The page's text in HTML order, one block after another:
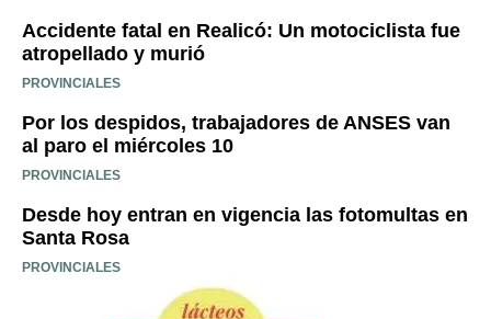
Accidente fatal en Realicó: Un motociclista fue
atropellado y murió
PROVINCIALES
Por los despidos, trabajadores de ANSES van
al paro el miércoles 10
PROVINCIALES
Desde hoy entran en vigencia las fotomultas en
Santa Rosa
PROVINCIALES